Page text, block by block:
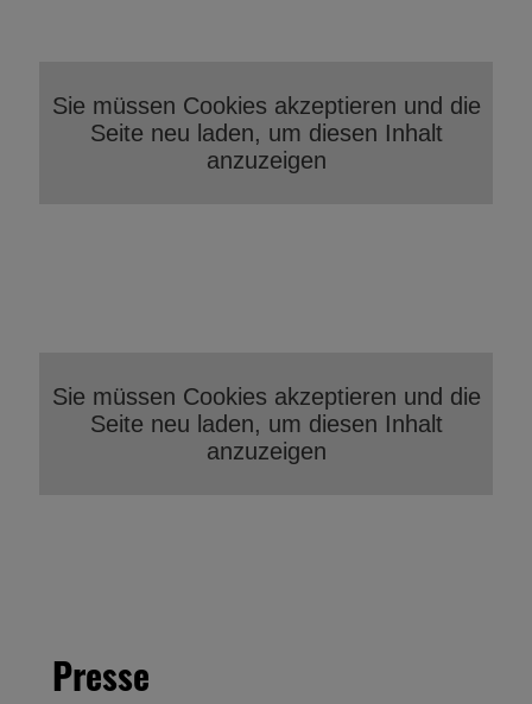
Sie müssen Cookies akzeptieren und die
Seite neu laden, um diesen Inhalt
anzuzeigen
Sie müssen Cookies akzeptieren und die
Seite neu laden, um diesen Inhalt
anzuzeigen
Presse23.10.2020...